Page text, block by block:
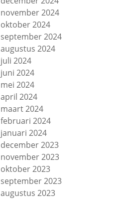
november 2024
oktober 2024
september 2024
augustus 2024
juli 2024
juni 2024
mei 2024
april 2024
maart 2024
februari 2024
januari 2024
december 2023
november 2023
oktober 2023
september 2023
augustus 2023